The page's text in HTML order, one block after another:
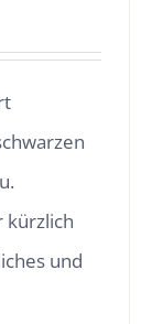
kürzlich
und